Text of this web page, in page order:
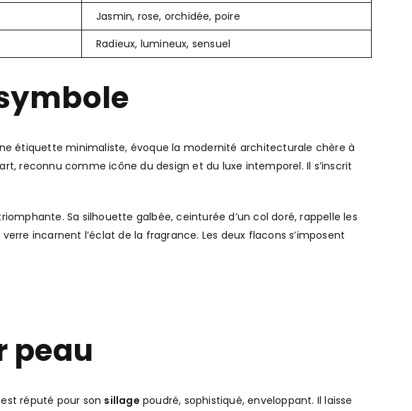
Jasmin, rose, orchidée, poire
Radieux, lumineux, sensuel
étiquette minimaliste, évoque la modernité architecturale chère à
reconnu comme icône du design et du luxe intemporel. Il s’inscrit
Sa silhouette galbée, ceinturée d’un col doré, rappelle les
incarnent l’éclat de la fragrance. Les deux flacons s’imposent
peau
est réputé pour son sillage poudré, sophistiqué, enveloppant. Il laisse